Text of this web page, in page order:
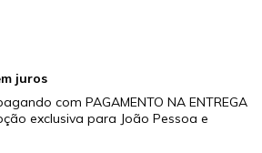
juros
com PAGAMENTO NA ENTREGA
exclusiva para João Pessoa e